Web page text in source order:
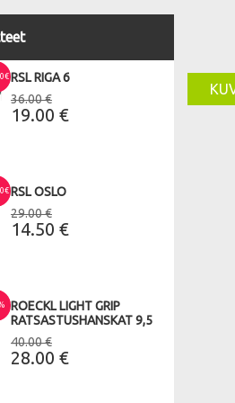
RSL RIGA 6
36.00 €
19.00 €
RSL OSLO
29.00 €
14.50 €
ROECKL LIGHT GRIP
RATSASTUSHANSKAT 9,5
40.00 €
28.00 €